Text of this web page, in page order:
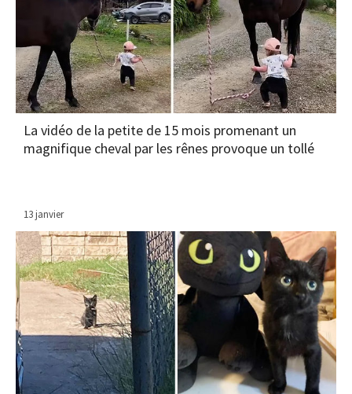
La vidéo de la petite de 15 mois promenant un
magnifique cheval par les rênes provoque un tollé
13 janvier